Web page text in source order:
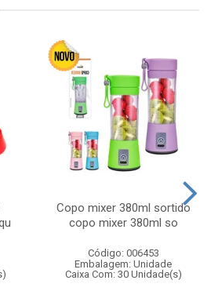
Copo mixer 380ml sortido
copo mixer 380ml so
Código: 006453
Embalagem: Unidade
Caixa Com: 30 Unidade(s)